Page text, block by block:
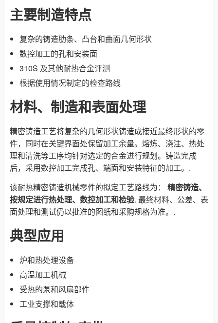
主要制造特点
复杂的铸造肋条、凸台和曲面几何形状
数控加工的孔和安装面
310S 及其他耐热合金评测
根据使用情况制定的检查路线
材料、制造和表面处理
精密铸造工艺将复杂的几何形状铸造成接近最终形状的零
件，同时在关键界面处保留加工余量。熔炼、浇注、热处
理和清洗等工序均针对选定的合金进行规划。铸造完成
后，采用数控加工完成孔、端面和安装特征的加工。.
该耐热精密铸造机械零件的拟定工艺路线为： 精密铸造、
按规定进行热处理、数控加工和检验. 最终材料、公差、表
面处理和测试仍以批准的图纸和采购规格为准。.
典型应用
炉和热处理设备
高温加工机械
受热的泵和风扇部件
工业支撑和载体